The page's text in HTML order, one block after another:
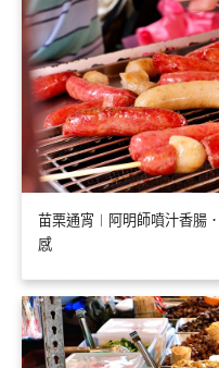
苗栗通宵︱阿明師噴汁香腸
感